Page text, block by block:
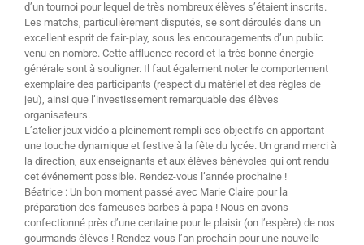
d’un tournoi pour lequel de très nombreux élèves s’étaient inscrits.
Les matchs, particulièrement disputés, se sont déroulés dans un
excellent esprit de fair-play, sous les encouragements d’un public
venu en nombre. Cette affluence record et la très bonne énergie
générale sont à souligner. Il faut également noter le comportement
exemplaire des participants (respect du matériel et des règles de
jeu), ainsi que l’investissement remarquable des élèves
organisateurs.
L’atelier jeux vidéo a pleinement rempli ses objectifs en apportant
une touche dynamique et festive à la fête du lycée. Un grand merci à
la direction, aux enseignants et aux élèves bénévoles qui ont rendu
cet événement possible. Rendez-vous l’année prochaine !
Béatrice : Un bon moment passé avec Marie Claire pour la
préparation des fameuses barbes à papa ! Nous en avons
confectionné près d’une centaine pour le plaisir (on l’espère) de nos
gourmands élèves ! Rendez-vous l’an prochain pour une nouvelle